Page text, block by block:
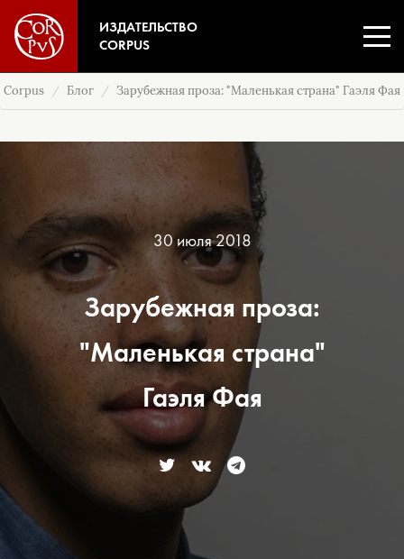
ИЗДАТЕЛЬСТВО
CORPUS
Corpus Блог Зарубежная проза: "Маленькая страна" Гаэля Фая
30 июля 2018
Зарубежная проза:
"Маленькая страна"
Гаэля Фая